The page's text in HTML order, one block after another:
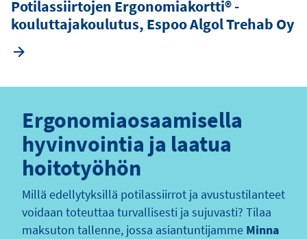
Potilassiirtojen Ergonomiakortti® -
kouluttajakoulutus, Espoo Algol Trehab Oy
Ergonomiaosaamisella
hyvinvointia ja laatua
hoitotyöhön
Millä edellytyksillä potilassiirrot ja avustustilanteet
voidaan toteuttaa turvallisesti ja sujuvasti? Tilaa
maksuton tallenne, jossa asiantuntijamme Minna